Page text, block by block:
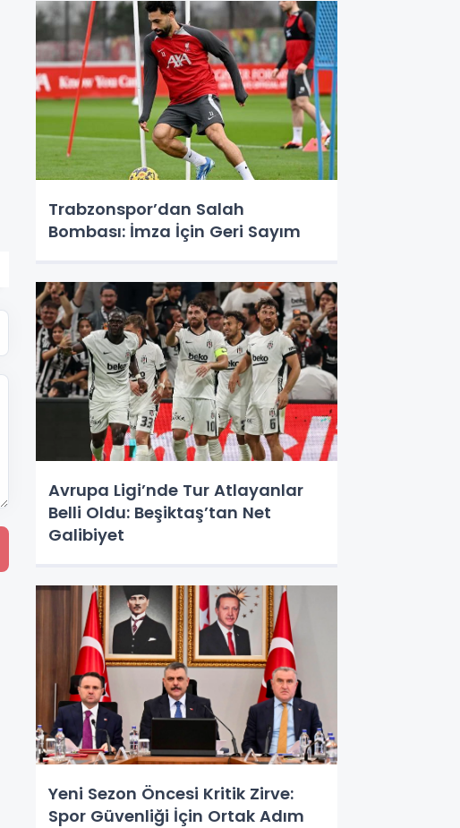
Trabzonspor’dan Salah
Bombası: İmza İçin Geri Sayım
Avrupa Ligi’nde Tur Atlayanlar
Belli Oldu: Beşiktaş’tan Net
Galibiyet
Yeni Sezon Öncesi Kritik Zirve:
Spor Güvenliği İçin Ortak Adım